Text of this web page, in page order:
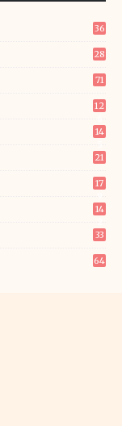
36
28
71
12
14
21
17
14
33
64